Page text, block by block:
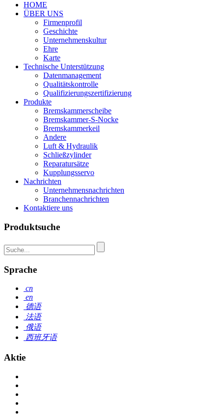
HOME
ÜBER UNS
Firmenprofil
Geschichte
Unternehmenskultur
Ehre
Karte
Technische Unterstützung
Datenmanagement
Qualitätskontrolle
Qualifizierungszertifizierung
Produkte
Bremskammerscheibe
Bremskammer-S-Nocke
Bremskammerkeil
Andere
Luft & Hydraulik
Schließzylinder
Reparatursätze
Kupplungsservo
Nachrichten
Unternehmensnachrichten
Branchennachrichten
Kontaktiere uns
Produktsuche
Sprache
cn
en
德语
法语
俄语
西班牙语
Aktie